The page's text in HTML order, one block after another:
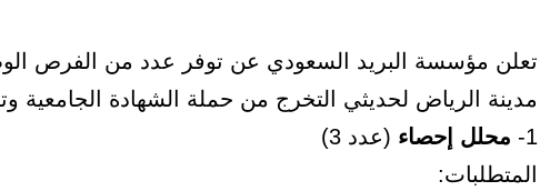
تعلن مؤسسة البريد السعودي عن توفر عدد من الفرص
مدينة الرياض لحديثي التخرج من حملة الشهادة الجامعية
1-
محلل إحصاء (عدد 3)
المتطلبات: